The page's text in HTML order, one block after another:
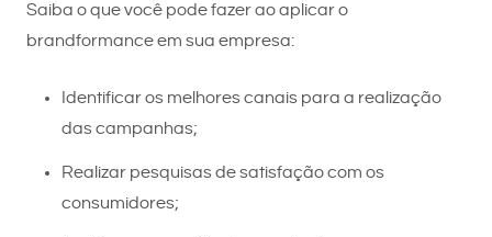
Saiba o que você pode fazer ao aplicar o
brandformance em sua empresa:
Identificar os melhores canais para a realização
das campanhas;
Realizar pesquisas de satisfação com os
consumidores;